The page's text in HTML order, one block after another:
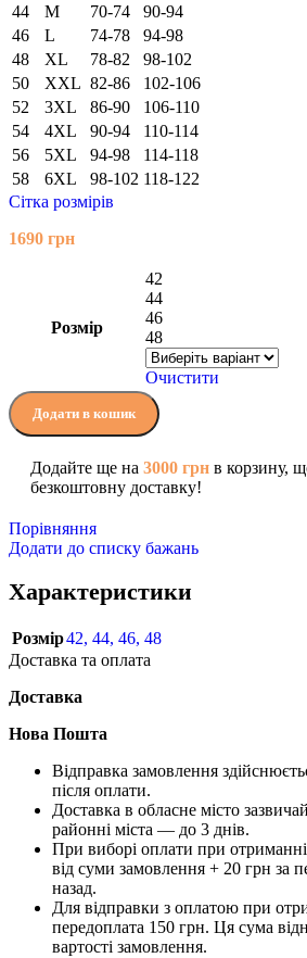
44
M 70-74
90-94
46
L 74-78
94-98
48
XL 78-82
98-102
50
XXL 82-86
102-106
52
3XL 86-90
106-110
54
4XL 90-94
110-114
56
5XL 94-98
114-118
58
6XL 98-102 118-122
Сітка розмірів
1690 грн
Розмір
42
44
46
48
Очистити
Додати в кошик
Додайте ще на 3000 грн в корзину,
безкоштовну доставку!
Порівняння
Додати до списку бажань
Характеристики
Розмір42, 44, 46, 48
Доставка та оплата
Доставка
Нова Пошта
Відправка замовлення
після оплати.
Доставка в обласне місто
районні міста — до 3 днів.
При виборі оплати при отриманні
від суми замовлення + 20 грн за
назад.
Для відправки з оплатою при
передоплата 150 грн. Ця сума
вартості замовлення.